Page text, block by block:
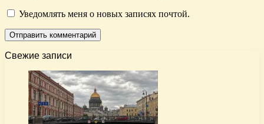
Уведомлять меня о новых записях почтой.
Свежие записи